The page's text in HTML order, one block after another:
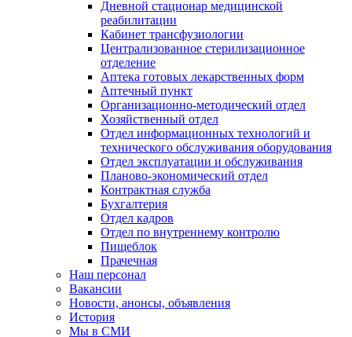
Дневной стационар медицинской
реабилитации
Кабинет трансфузиологии
Централизованное стерилизационное
отделение
Аптека готовых лекарственных форм
Аптечный пункт
Организационно-методический отдел
Хозяйственный отдел
Отдел информационных технологий и
технического обслуживания оборудования
Отдел эксплуатации и обслуживания
Планово-экономический отдел
Контрактная служба
Бухгалтерия
Отдел кадров
Отдел по внутреннему контролю
Пищеблок
Прачечная
Наш персонал
Вакансии
Новости, анонсы, объявления
История
Мы в СМИ